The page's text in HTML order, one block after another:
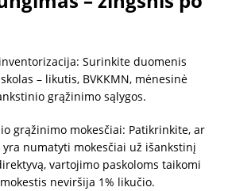
Surinkite duomenis
– likutis, BVKKMN, mėnesinė
grąžinimo sąlygos.
grąžinimo mokesčiai: Patikrinkite, ar
yra numatyti mokesčiai už išankstinį
vartojimo paskoloms taikomi
neviršija 1% likučio.